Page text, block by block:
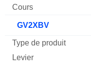
GV2XBV